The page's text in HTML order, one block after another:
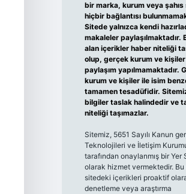
bir marka, kurum veya
hiçbir bağlantısı
Sitede yalnızca kendi
makaleler paylaşılmaktadır.
alan içerikler haber niteliği
olup, gerçek kurum ve kişiler
paylaşım yapılmamaktadır.
kurum ve kişiler ile isim
tamamen tesadüfidir.
bilgiler taslak halindedir ve
niteliği taşımazlar.
Sitemiz, 5651 Sayılı Kanun
Teknolojileri ve İletişim
tarafından onaylanmış bir Yer
olarak hizmet vermektedir. Bu
sitedeki içerikleri proaktif
denetleme veya araştırma